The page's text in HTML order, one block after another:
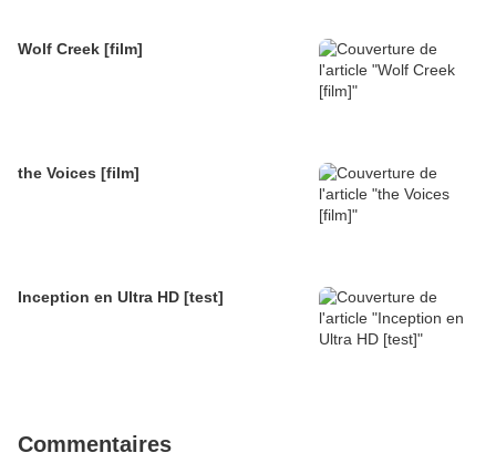
Wolf Creek [film]
the Voices [film]
Inception en Ultra HD [test]
Commentaires